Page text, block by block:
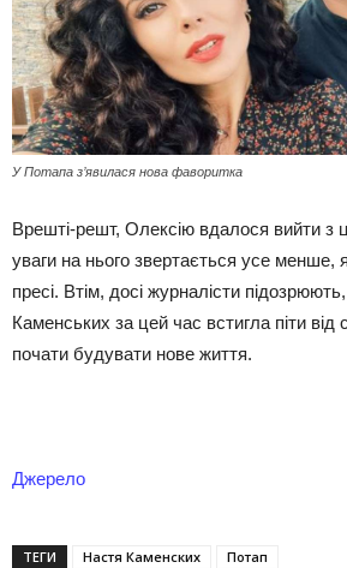
У Потапа зʼявилася нова фаворитка
Врешті-решт, Олексію вдалося вийти з
уваги на нього звертається усе менше,
пресі. Втім, досі журналісти
Каменських за цей час встигла піти від
почати будувати нове життя.
Джерело
ТЕГИ Настя Каменских Потап